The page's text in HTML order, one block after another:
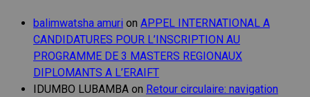
balimwatsha amuri on APPEL INTERNATIONAL A
CANDIDATURES POUR L’INSCRIPTION AU
PROGRAMME DE 3 MASTERS REGIONAUX
DIPLOMANTS A L’ERAIFT
IDUMBO LUBAMBA on Retour circulaire: navigation